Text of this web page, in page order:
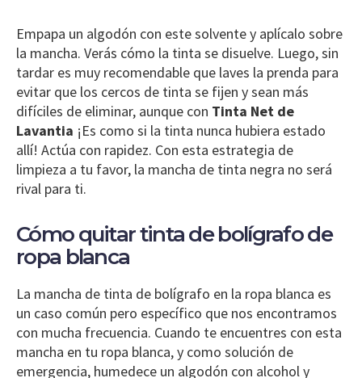
Empapa un algodón con este solvente y aplícalo sobre
la mancha. Verás cómo la tinta se disuelve. Luego, sin
tardar es muy recomendable que laves la prenda para
evitar que los cercos de tinta se fijen y sean más
difíciles de eliminar, aunque con Tinta Net de
Lavantia ¡Es como si la tinta nunca hubiera estado
allí! Actúa con rapidez. Con esta estrategia de
limpieza a tu favor, la mancha de tinta negra no será
rival para ti.
Cómo quitar tinta de bolígrafo de
ropa blanca
La mancha de tinta de bolígrafo en la ropa blanca es
un caso común pero específico que nos encontramos
con mucha frecuencia. Cuando te encuentres con esta
mancha en tu ropa blanca, y como solución de
emergencia, humedece un algodón con alcohol y